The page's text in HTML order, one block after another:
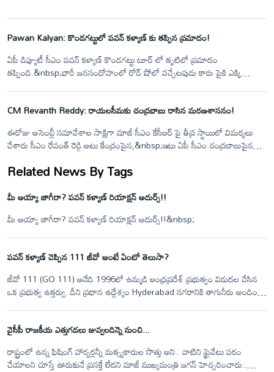
పాటు ముఖాముఖి మాట్లాడారు..
Pawan Kalyan: కొండగట్టులో పవన్ కళ్యాణ్ కు తప్పిన ప్రమాదం!
ఏపీ డిప్యూటీ సీఎం పవన్ కళ్యాణ్ కొండగట్టు టూర్ లో తృటిలో ప్రమాదం
తప్పింది.&nbsp;భారీ జనసందోహంలో రోడ్ షోలో వచ్చేటపుడు కారు పైకి ఎక్కి
వెంటనే&nbsp;కారుపైన ఉన్నపవన్ పడుకుని తప్పుకోవడంతో తృటిలో ప్రమాదం
తప్పింది.&nbsp;
CM Revanth Reddy: రాయలసీమకు చంద్రబాబు రాసిన మరణశాసనం!
ఈరోజు అసెంబ్లీ సమావేశాల సాక్షిగా మాజీ సీఎం కేసీఆర్ పై తీవ్ర స్థాయిలో విమర్శలు
చేశారు సీఎం రేవంత్ రెడ్డి.అటు కేంద్రంపైన,&nbsp;ఇటు ఏపీ సీఎం చంద్రబాబుపైన
..ఏపీకి నీళ్లు దోచి పెట్టిన చరిత్ర కేసీఆర్ ది అని ధ్వజమెత్తారు.
Related News By Tags
మీ అయ్యా జాగీరా? పవన్ కళ్యాణ్ రియాక్షన్ అదుర్స్!!
మీ అయ్యా జాగీరా? పవన్ కళ్యాణ్ రియాక్షన్ అదుర్స్!!&nbsp;
పవన్ కళ్యాణ్ చెప్పిన 111 జీవో అంటే ఏంటో తెలుసా?
జీవో 111 (GO 111) అనేది 1996లో ఉమ్మడి ఆంధ్రప్రదేశ్ ప్రభుత్వం విడుదల చేసిన
ఒక ప్రభుత్వ ఉత్తర్వు. దీని ప్రధాన ఉద్దేశ్యం Hyderabad నగరానికి తాగునీరు అందించే
వైసీపీ రాజకీయ ఎత్తుగడలు జువ్వలదిన్నె నుంచి...
రాష్ట్రంలో ఉన్న ఫిషింగ్ హార్బర్లన్నీ మత్స్యకారుల సొత్తు అని.. వాటిని ప్రైవేటు పరం
చేయాలని చూస్తే ఊరుకునే ప్రసక్తే లేదని మాజీ ముఖ్యమంత్రి జగన్ హెచ్చరించారు..